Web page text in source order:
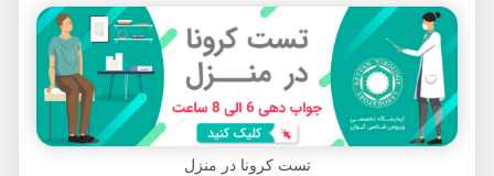
تست کرونا در منزل